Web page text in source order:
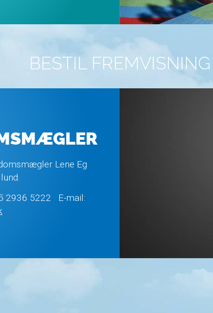
BESTIL FREMVISNING
Lene Eg
2936 5222 E-mail: